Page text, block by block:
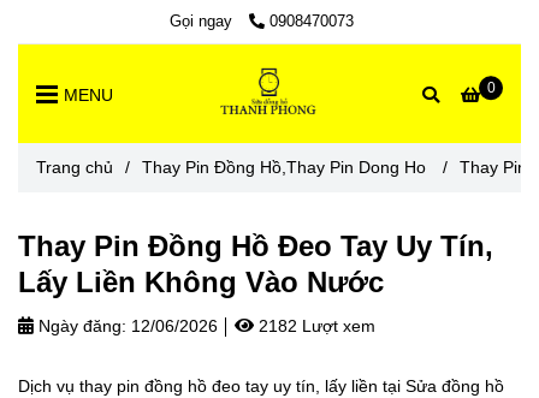
Gọi ngay 0908470073
0
MENU
Trang chủ / Thay Pin Đồng Hồ,Thay Pin Dong Ho / Thay Pin
Thay Pin Đồng Hồ Đeo Tay Uy Tín,
Lấy Liền Không Vào Nước
Ngày đăng: 12/06/2026 2182 Lượt xem
Dịch vụ thay pin đồng hồ đeo tay uy tín, lấy liền tại Sửa đồng hồ